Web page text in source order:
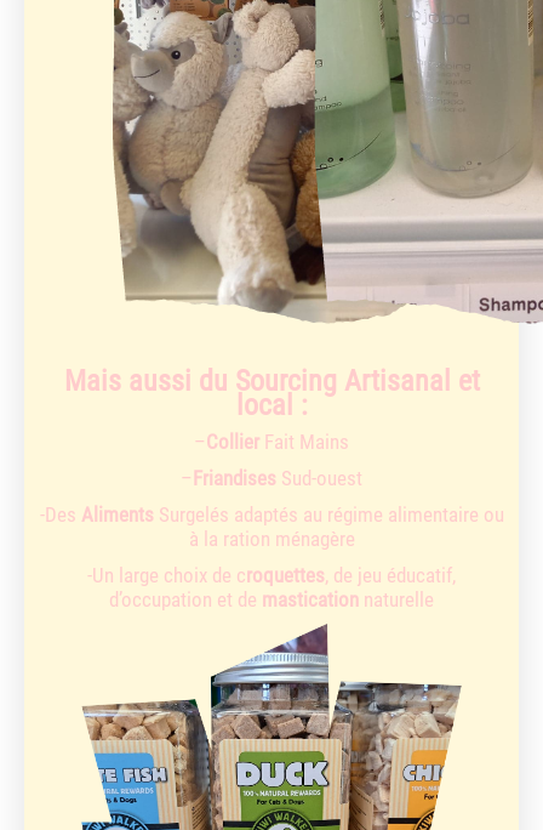
Mais aussi du Sourcing Artisanal et
local :
–Collier Fait Mains
– Friandises Sud-ouest
-Des AlimentsSurgelés adaptés au régime alimentaire ou
à la ration ménagère
-Un large choix de croquettes, de jeu éducatif,
d’occupation et de mastication naturelle